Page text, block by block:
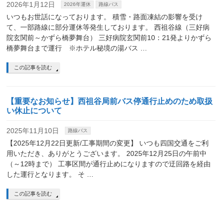
2026年1月12日 2026年運休 路線バス
いつもお世話になっております。 積雪・路面凍結の影響を受け
て、一部路線に部分運休等発生しております。 西祖谷線（三好病
院玄関前～かずら橋夢舞台） 三好病院玄関前10：21発よりかずら
橋夢舞台まで運行 ※ホテル秘境の湯バス …
この記事を読む
【重要なお知らせ】西祖谷局前バス停通行止めのため取扱
い休止について
2025年11月10日 路線バス
【2025年12月22日更新/工事期間の変更】 いつも四国交通をご利
用いただき、ありがとうございます。 2025年12月25日の午前中
（～12時まで） 工事区間が通行止めになりますので迂回路を経由
した運行となります。 そ …
この記事を読む